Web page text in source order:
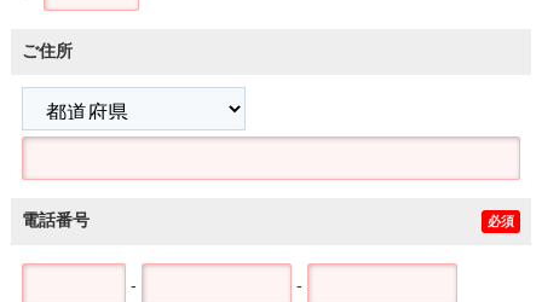
ご住所
電話番号 必須
- -